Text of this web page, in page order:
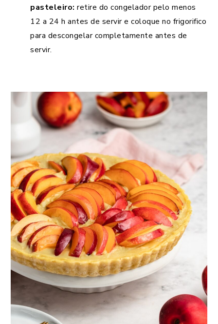
pasteleiro: retire do congelador pelo menos
12 a 24 h antes de servir e coloque no frigorifico
para descongelar completamente antes de
servir.